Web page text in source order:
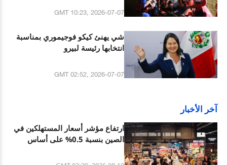
GMT 10:23, 2026-07-07
شي يهنئ كيكو فوجيموري بمناسبة
انتخابها رئيسة لبيرو
GMT 02:52, 2026-07-07
آخر الأخبار
ارتفاع مؤشر أسعار المستهلكين في
الصين بنسبة 0.5% على أساس